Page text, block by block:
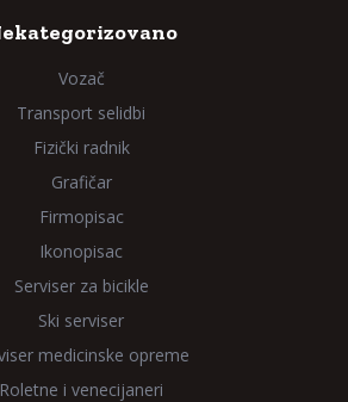
Vozač
Transport selidbi
Fizički radnik
Grafičar
Firmopisac
Ikonopisac
Serviser za bicikle
Ski serviser
medicinske opreme
Roletne i venecijaneri